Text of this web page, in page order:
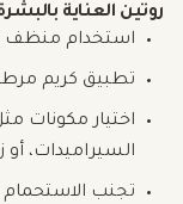
روتين العناية
استخدام منظف
تطبيق كريم
اختيار مكونات
السيراميدات، أو
تجنب الاستحمام